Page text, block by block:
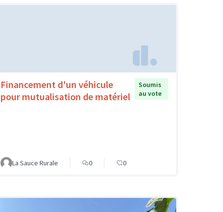
Financement d'un véhicule
pour mutualisation de matériel
Soumis
au vote
La Sauce Rurale 0 0